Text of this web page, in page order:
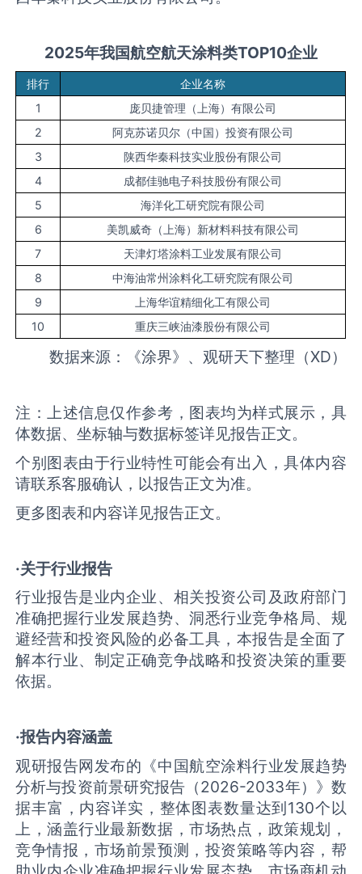
2025年我国航空航天涂料类TOP10企业
排行
企业名称
1
庞贝捷管理（上海）有限公司
2
阿克苏诺贝尔（中国）投资有限公司
3
陕西华秦科技实业股份有限公司
4
成都佳驰电子科技股份有限公司
5
海洋化工研究院有限公司
6
美凯威奇（上海）新材料科技有限公司
7
天津灯塔涂料工业发展有限公司
8
中海油常州涂料化工研究院有限公司
9
上海华谊精细化工有限公司
10
重庆三峡油漆股份有限公司
数据来源：《涂界》、观研天下整理（XD）
注：上述信息仅作参考，图表均为样式展示，具
体数据、坐标轴与数据标签详见报告正文。
个别图表由于行业特性可能会有出入，具体内容
请联系客服确认，以报告正文为准。
更多图表和内容详见报告正文。
·关于行业报告
行业报告是业内企业、相关投资公司及政府部门
准确把握行业发展趋势、洞悉行业竞争格局、规
避经营和投资风险的必备工具，本报告是全面了
解本行业、制定正确竞争战略和投资决策的重要
依据。
·报告内容涵盖
观研报告网发布的《中国航空涂料行业发展趋势
分析与投资前景研究报告（2026-2033年）》数
据丰富，内容详实，整体图表数量达到130个以
上，涵盖行业最新数据，市场热点，政策规划，
竞争情报，市场前景预测，投资策略等内容，帮